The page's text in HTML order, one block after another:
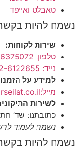
טאבלט ואייפד
נשמח להיות
שירות לקוחות:
טלפון: 08-6375072
נייד: 052-6122655
למידע על
מייל:mors@morseilat.co.il
לשירות
כתובתנו: שד’ התמרים
נשמח לעמוד
נשמח להיות